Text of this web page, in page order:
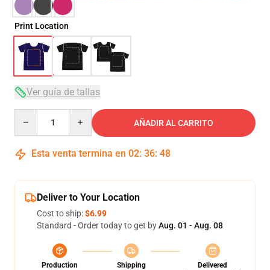
Print Location
Ver guía de tallas
AÑADIR AL CARRITO
Esta venta termina en 02: 36: 47
Deliver to Your Location
Cost to ship:$6.99
Standard - Order today to get byAug. 01 - Aug. 08
Production
Shipping
Delivered